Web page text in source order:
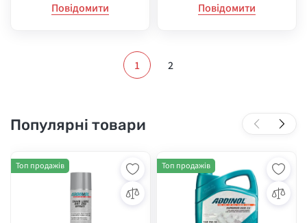
Повідомити Повідомити
1 2
Популярні товари
Топ продажів Топ продажів